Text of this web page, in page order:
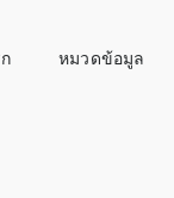
หมวดข้อมูล